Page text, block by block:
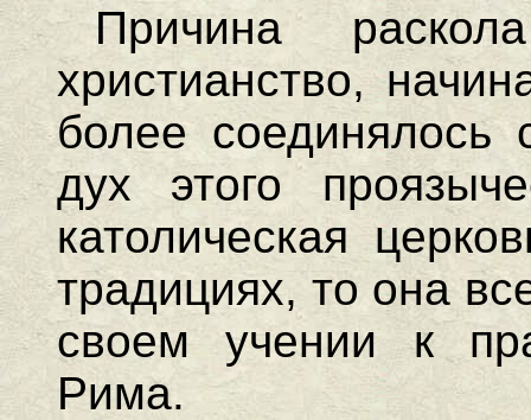
Причина
христианство,
более соединялось
дух этого
католическая
традициях, то она
своем учении к
Рима.